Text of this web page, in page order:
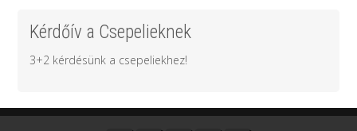
Kérdőív a Csepelieknek
3+2 kérdésünk a csepeliekhez!